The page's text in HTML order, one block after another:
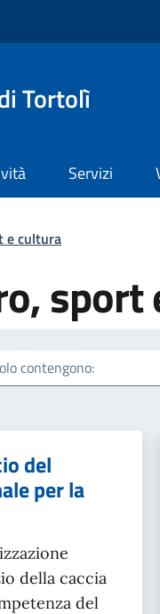
Tortolì
Servizi
e cultura
sport
contengono:
del
per la
della caccia
del